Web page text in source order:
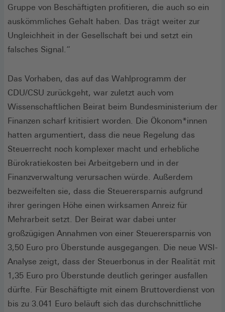
Gruppe von Beschäftigten profitieren, die auch so ein
auskömmliches Gehalt haben. Das trägt weiter zur
Ungleichheit in der Gesellschaft bei und setzt ein
falsches Signal.“
Das Vorhaben, das auf das Wahlprogramm der
CDU/CSU zurückgeht, war zuletzt auch vom
Wissenschaftlichen Beirat beim Bundesministerium der
Finanzen scharf kritisiert worden. Die Ökonom*innen
hatten argumentiert, dass die neue Regelung das
Steuerrecht noch komplexer macht und erhebliche
Bürokratiekosten bei Arbeitgebern und in der
Finanzverwaltung verursachen würde. Außerdem
bezweifelten sie, dass die Steuerersparnis aufgrund
ihrer geringen Höhe einen wirksamen Anreiz für
Mehrarbeit setzt. Der Beirat war dabei unter
großzügigen Annahmen von einer Steuerersparnis von
3,50 Euro pro Überstunde ausgegangen. Die neue WSI-
Analyse zeigt, dass der Steuerbonus in der Realität mit
1,35 Euro pro Überstunde deutlich geringer ausfallen
dürfte. Für Beschäftigte mit einem Bruttoverdienst von
bis zu 3.041 Euro beläuft sich das durchschnittliche